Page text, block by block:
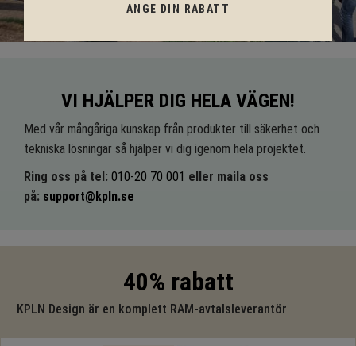
VI HJÄLPER DIG HELA VÄGEN!
Med vår mångåriga kunskap från produkter till säkerhet och
tekniska lösningar så hjälper vi dig igenom hela projektet.
Ring oss på tel: 010-20 70 001 eller maila oss
på: support@kpln.se
40% rabatt
KPLN Design är en komplett RAM-avtalsleverantör
ANGE DIN RABATT